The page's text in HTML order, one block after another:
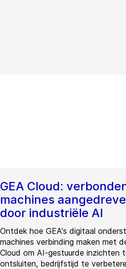
GEA Cloud:
machines
door industriële AI
Ontdek hoe GEA's digitaal
machines verbinding maken met
Cloud om AI-gestuurde inzichten
ontsluiten, bedrijfstijd te